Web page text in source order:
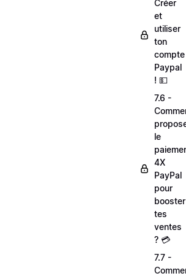
Créer
et
utiliser
ton
compte
Paypal
! 💵
7.6 -
le
4X
PayPal
pour
booster
tes
ventes
? 💳
7.7 -